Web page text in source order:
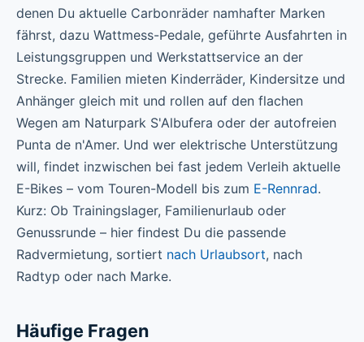
denen Du aktuelle Carbonräder namhafter Marken
fährst, dazu Wattmess-Pedale, geführte Ausfahrten in
Leistungsgruppen und Werkstattservice an der
Strecke. Familien mieten Kinderräder, Kindersitze und
Anhänger gleich mit und rollen auf den flachen
Wegen am Naturpark S'Albufera oder der autofreien
Punta de n'Amer. Und wer elektrische Unterstützung
will, findet inzwischen bei fast jedem Verleih aktuelle
E-Bikes – vom Touren-Modell bis zum E-Rennrad.
Kurz: Ob Trainingslager, Familienurlaub oder
Genussrunde – hier findest Du die passende
Radvermietung, sortiert nach Urlaubsort, nach
Radtyp oder nach Marke.
Häufige Fragen